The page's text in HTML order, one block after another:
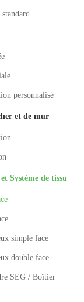
standard
personnalisé
et de mur
Système de tissu
simple face
double face
SEG / Boîtier